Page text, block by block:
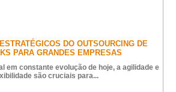
DO OUTSOURCING DE
PARA GRANDES EMPRESAS
em constante evolução de hoje, a agilidade e
são cruciais para...